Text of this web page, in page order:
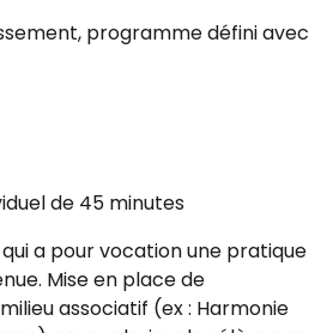
programme défini avec
de 45 minutes
a pour vocation une pratique
Mise en place de
associatif (ex : Harmonie